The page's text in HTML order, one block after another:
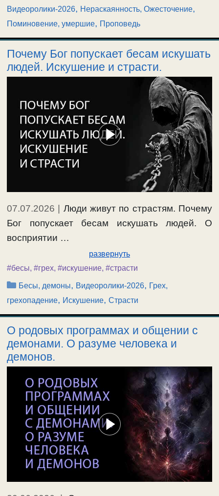
Видеоролики-2026, Нераскаянность, Ожесточение,
Поминовение, умершие, Проповедь
Почему Бог попускает бесам искушать
людей. Искушение и страсти.
07.07.2026
Люди живут по страстям. Почему
Бог попускает бесам искушать людей. О
восприятии …
развернуть
#бесы, #грех, #искушение, #страсти
Рубрики
Бесы, демоны, Видеоролики-2026, Грех,
грехопадение, Искушение, Страсти
О родовых программах и общении с
демонами. О разуме человека и
демонов.